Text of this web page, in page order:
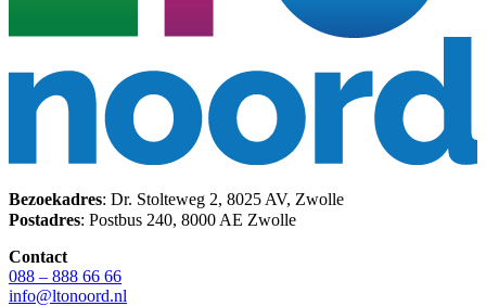
Bezoekadres: Dr. Stolteweg 2, 8025 AV, Zwolle
Postadres: Postbus 240, 8000 AE Zwolle
Contact
088 – 888 66 66
info@ltonoord.nl